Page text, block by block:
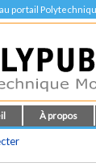
portail
À propos